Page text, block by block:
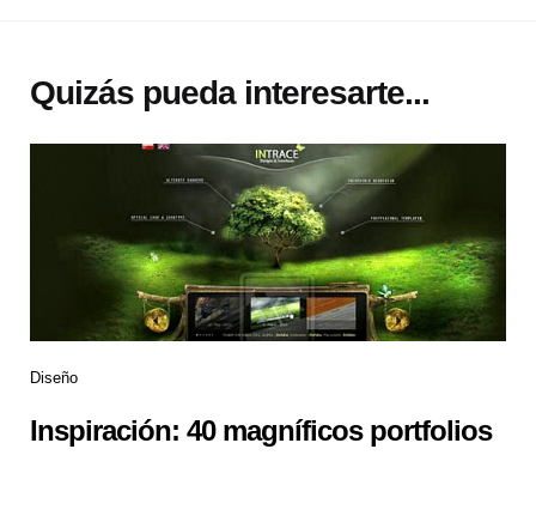
Quizás pueda interesarte...
Diseño
Inspiración: 40 magníficos portfolios